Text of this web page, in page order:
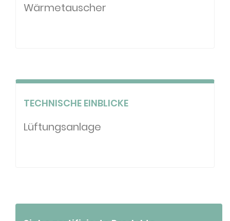
Wärmetauscher
TECHNISCHE EINBLICKE
Lüftungsanlage